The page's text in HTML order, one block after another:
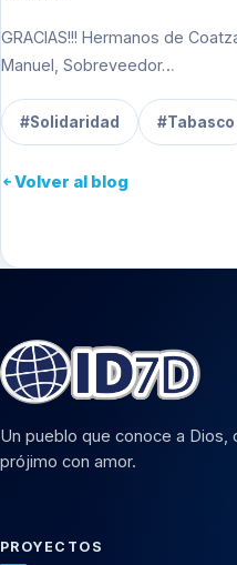
GRACIAS!!! Hermanos de
Manuel, Sobreveedor…
#Solidaridad #Tabasco
Volver al blog
Un pueblo que conoce a Dios,
prójimo con amor.
PROYECTOS